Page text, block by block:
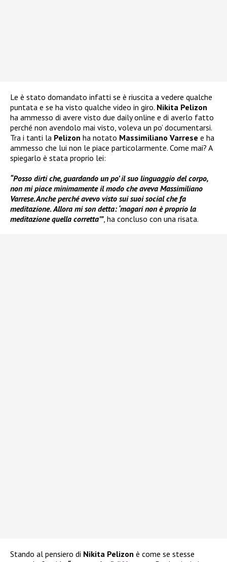
Le è stato domandato infatti se è riuscita a vedere qualche
puntata e se ha visto qualche video in giro. Nikita Pelizon
ha ammesso di avere visto due daily online e di averlo fatto
perché non avendolo mai visto, voleva un po’ documentarsi.
Tra i tanti la Pelizon ha notato Massimiliano Varrese e ha
ammesso che lui non le piace particolarmente. Come mai? A
spiegarlo è stata proprio lei:
“Posso dirti che, guardando un po’ il suo linguaggio del corpo,
non mi piace minimamente il modo che aveva Massimiliano
Varrese. Anche perché avevo visto sui suoi social che fa
meditazione. Allora mi son detta: ‘magari non è proprio la
meditazione quella corretta’”, ha concluso con una risata.
Stando al pensiero di Nikita Pelizon è come se stesse